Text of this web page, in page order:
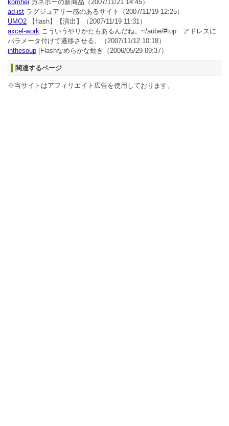
komhei カネボーの新商品 （2007/11/21 14:45）
ad-ist ラグジュアリー感のあるサイト
（2007/11/19 12:25）
UMO2 【flash】【演出】
（2007/11/19 11:31）
axcel-work こういうやりかたもあるんだね。~/aube/#top アドレスに
パラメータ付けて遷移させる。
（2007/11/12 10:18）
inthesoup [Flashなめらかな動き （2006/05/29 09:37）
関連するページ
※当サイトはアフィリエイト広告を使用しております。